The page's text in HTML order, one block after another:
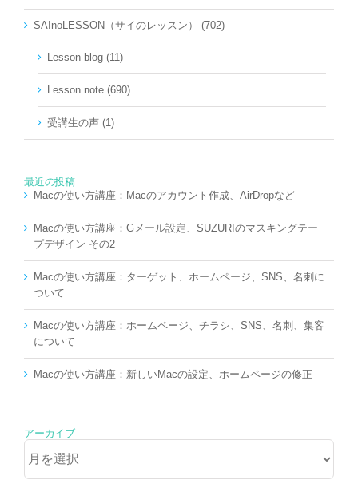
SAInoLESSON（サイのレッスン） (702)
Lesson blog (11)
Lesson note (690)
受講生の声 (1)
最近の投稿
Macの使い方講座：Macのアカウント作成、AirDropなど
Macの使い方講座：Gメール設定、SUZURIのマスキングテー
プデザイン その2
Macの使い方講座：ターゲット、ホームページ、SNS、名刺に
ついて
Macの使い方講座：ホームページ、チラシ、SNS、名刺、集客
について
Macの使い方講座：新しいMacの設定、ホームページの修正
アーカイブ
ー